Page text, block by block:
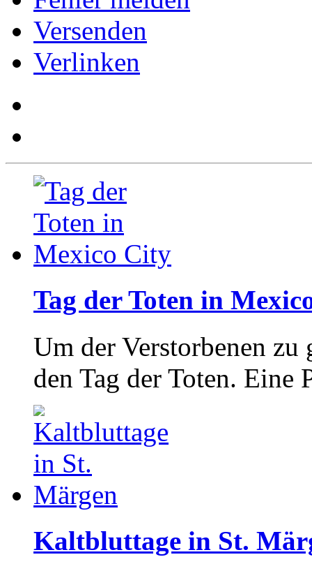
Versenden
Verlinken
Tag der Toten in
Um der Verstorbenen
den Tag der Toten.
Kaltbluttage in St.